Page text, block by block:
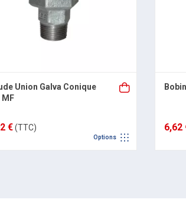
Union Galva Conique
MF
€(TTC)
Options
6,62